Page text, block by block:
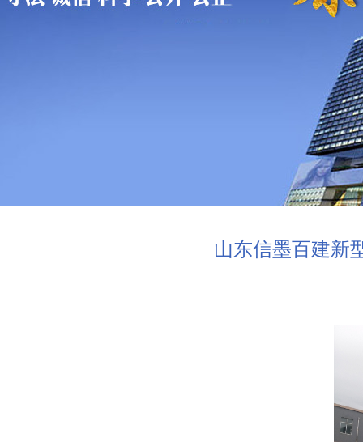
山东信墨百建新